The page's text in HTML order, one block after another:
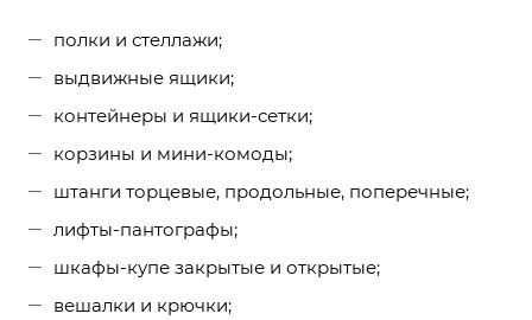
полки и стеллажи;
выдвижные ящики;
контейнеры и ящики-сетки;
корзины и мини-комоды;
штанги торцевые, продольные, поперечные;
лифты-пантографы;
шкафы-купе закрытые и открытые;
вешалки и крючки;